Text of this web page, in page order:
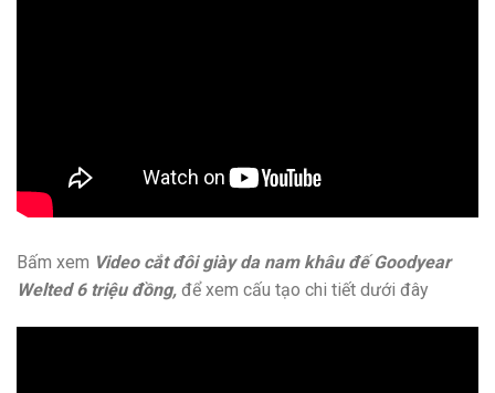
Bấm xem Video cắt đôi giày da nam khâu đế Goodyear
Welted 6 triệu đồng, để xem cấu tạo chi tiết dưới đây